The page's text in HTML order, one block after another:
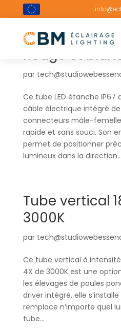
Tube régulable
Rouge et
par
Ce tube LED étanche IP67
câble électrique intégré
connecteurs mâle-
rapide et sans souci. Son
permet de positionner
lumineux dans la direction...
Tube vertical
3000K
par
Ce tube vertical à intensité
4X de 3000K est une
les élevages de poules
driver intégré, elle
remplace n’importe quel
tube...